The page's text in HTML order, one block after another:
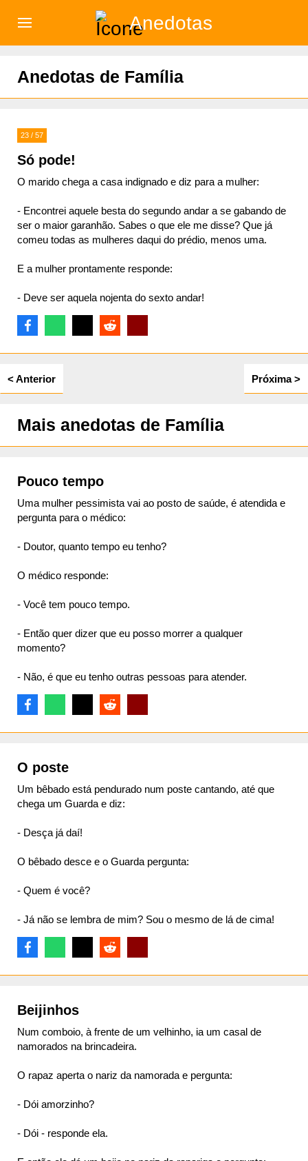
Anedotas
Anedotas de Família
23 / 57
Só pode!
O marido chega a casa indignado e diz para a mulher:
- Encontrei aquele besta do segundo andar a se gabando de
ser o maior garanhão. Sabes o que ele me disse? Que já
comeu todas as mulheres daqui do prédio, menos uma.
E a mulher prontamente responde:
- Deve ser aquela nojenta do sexto andar!
< Anterior Próxima >
Mais anedotas de Família
Pouco tempo
Uma mulher pessimista vai ao posto de saúde, é atendida e
pergunta para o médico:
- Doutor, quanto tempo eu tenho?
O médico responde:
- Você tem pouco tempo.
- Então quer dizer que eu posso morrer a qualquer
momento?
- Não, é que eu tenho outras pessoas para atender.
O poste
Um bêbado está pendurado num poste cantando, até que
chega um Guarda e diz:
- Desça já daí!
O bêbado desce e o Guarda pergunta:
- Quem é você?
- Já não se lembra de mim? Sou o mesmo de lá de cima!
Beijinhos
Num comboio, à frente de um velhinho, ia um casal de
namorados na brincadeira.
O rapaz aperta o nariz da namorada e pergunta:
- Dói amorzinho?
- Dói - responde ela.